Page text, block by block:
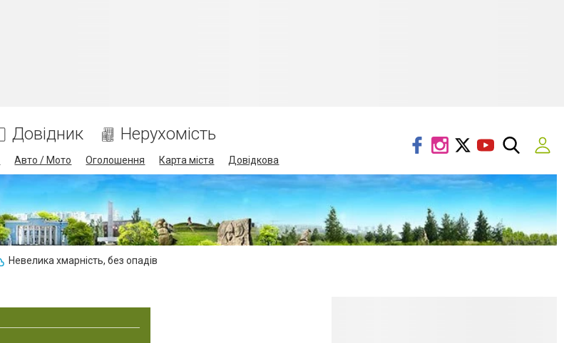
Довідник Нерухомість
Авто / Мото Оголошення Карта міста Довідкова
Невелика хмарність, без опадів